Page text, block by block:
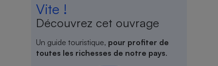
Vite !
Découvrez cet ouvrage
Un guide touristique, pour profiter de
toutes les richesses de notre pays.